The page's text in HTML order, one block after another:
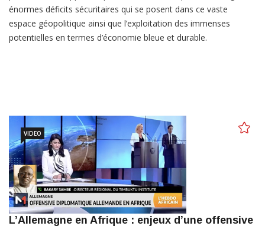
énormes déficits sécuritaires qui se posent dans ce vaste
espace géopolitique ainsi que l’exploitation des immenses
potentielles en termes d’économie bleue et durable.
VIDEO
L’Allemagne en Afrique : enjeux d’une offensive